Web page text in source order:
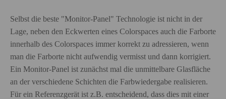
Selbst die beste "Monitor-Panel" Technologie ist nicht in der
Lage, neben den Eckwerten eines Colorspaces auch die Farborte
innerhalb des Colorspaces immer korrekt zu adressieren, wenn
man die Farborte nicht aufwendig vermisst und dann korrigiert.
Ein Monitor-Panel ist zunächst mal die unmittelbare Glasfläche
an der verschiedene Schichten die Farbwiedergabe realisieren.
Für ein Referenzgerät ist z.B. entscheidend, dass dies mit einer